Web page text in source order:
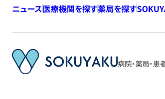
ニュース医療機関を探す薬局を探す
病院・薬局・患